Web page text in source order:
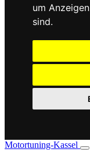
um
sind.
Motortuning-Kassel